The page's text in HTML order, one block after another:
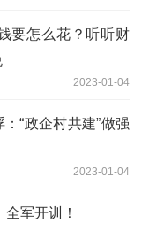
要怎么花？听听财
2023-01-04
“政企村共建”做强
2023-01-04
军开训！